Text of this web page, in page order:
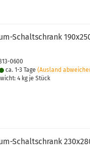
​​Schalt­schrank
0600
ca. 1-3 Tage (Ausland
4 kg je Stück
​​Schalt­schrank